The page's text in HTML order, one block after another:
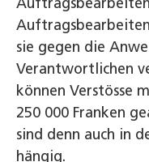
sie gegen die
Verantwortlichen
können Verstösse
250 000 Franken
sind denn auch in
hängig.